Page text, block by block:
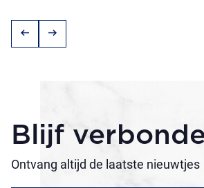
arrow_left_alt arrow_right_alt
Blijf
Ontvang altijd de laatste nieuwtjes